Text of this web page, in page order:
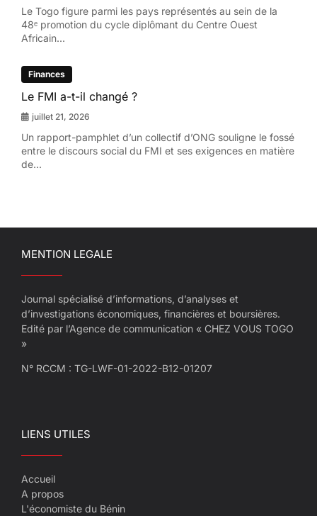
Le Togo figure parmi les pays représentés au sein de la
48ᵉ promotion du cycle diplômant du Centre Ouest
Africain...
Finances
Le FMI a-t-il changé ?
juillet 21, 2026
Un rapport-pamphlet d’un collectif d’ONG souligne le fossé
entre le discours social du FMI et ses exigences en matière
de...
MENTION LEGALE
Journal spécialisé d’informations, d’analyses et
d’investigations économiques, financières et boursières.
Edité par l’Agence de communication « CHEZ VOUS TOGO
»
N° RCCM : TG-LWF-01-2022-B12-01207
LIENS UTILES
Accueil
A propos
L'économiste du Bénin